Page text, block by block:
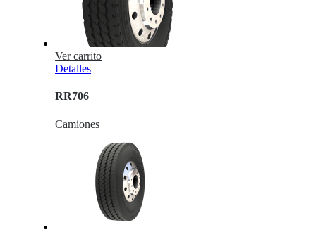
Ver carrito
Detalles
RR706
Camiones